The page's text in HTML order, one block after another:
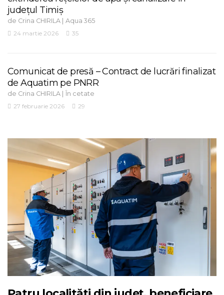
județul Timiș
de Crina CHIRILA | Aqua 365
24 martie 2026
35
Comunicat de presă – Contract de lucrări finalizat
de Aquatim pe PNRR
de Crina CHIRILA | În cetate
27 februarie 2026
29